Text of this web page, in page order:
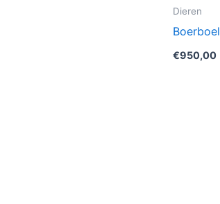
Dieren
Boerboel
€950,00